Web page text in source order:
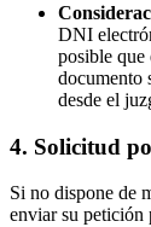
DNI
posible que
documento
desde el
4. Solicitud
Si no dispone de
enviar su petición